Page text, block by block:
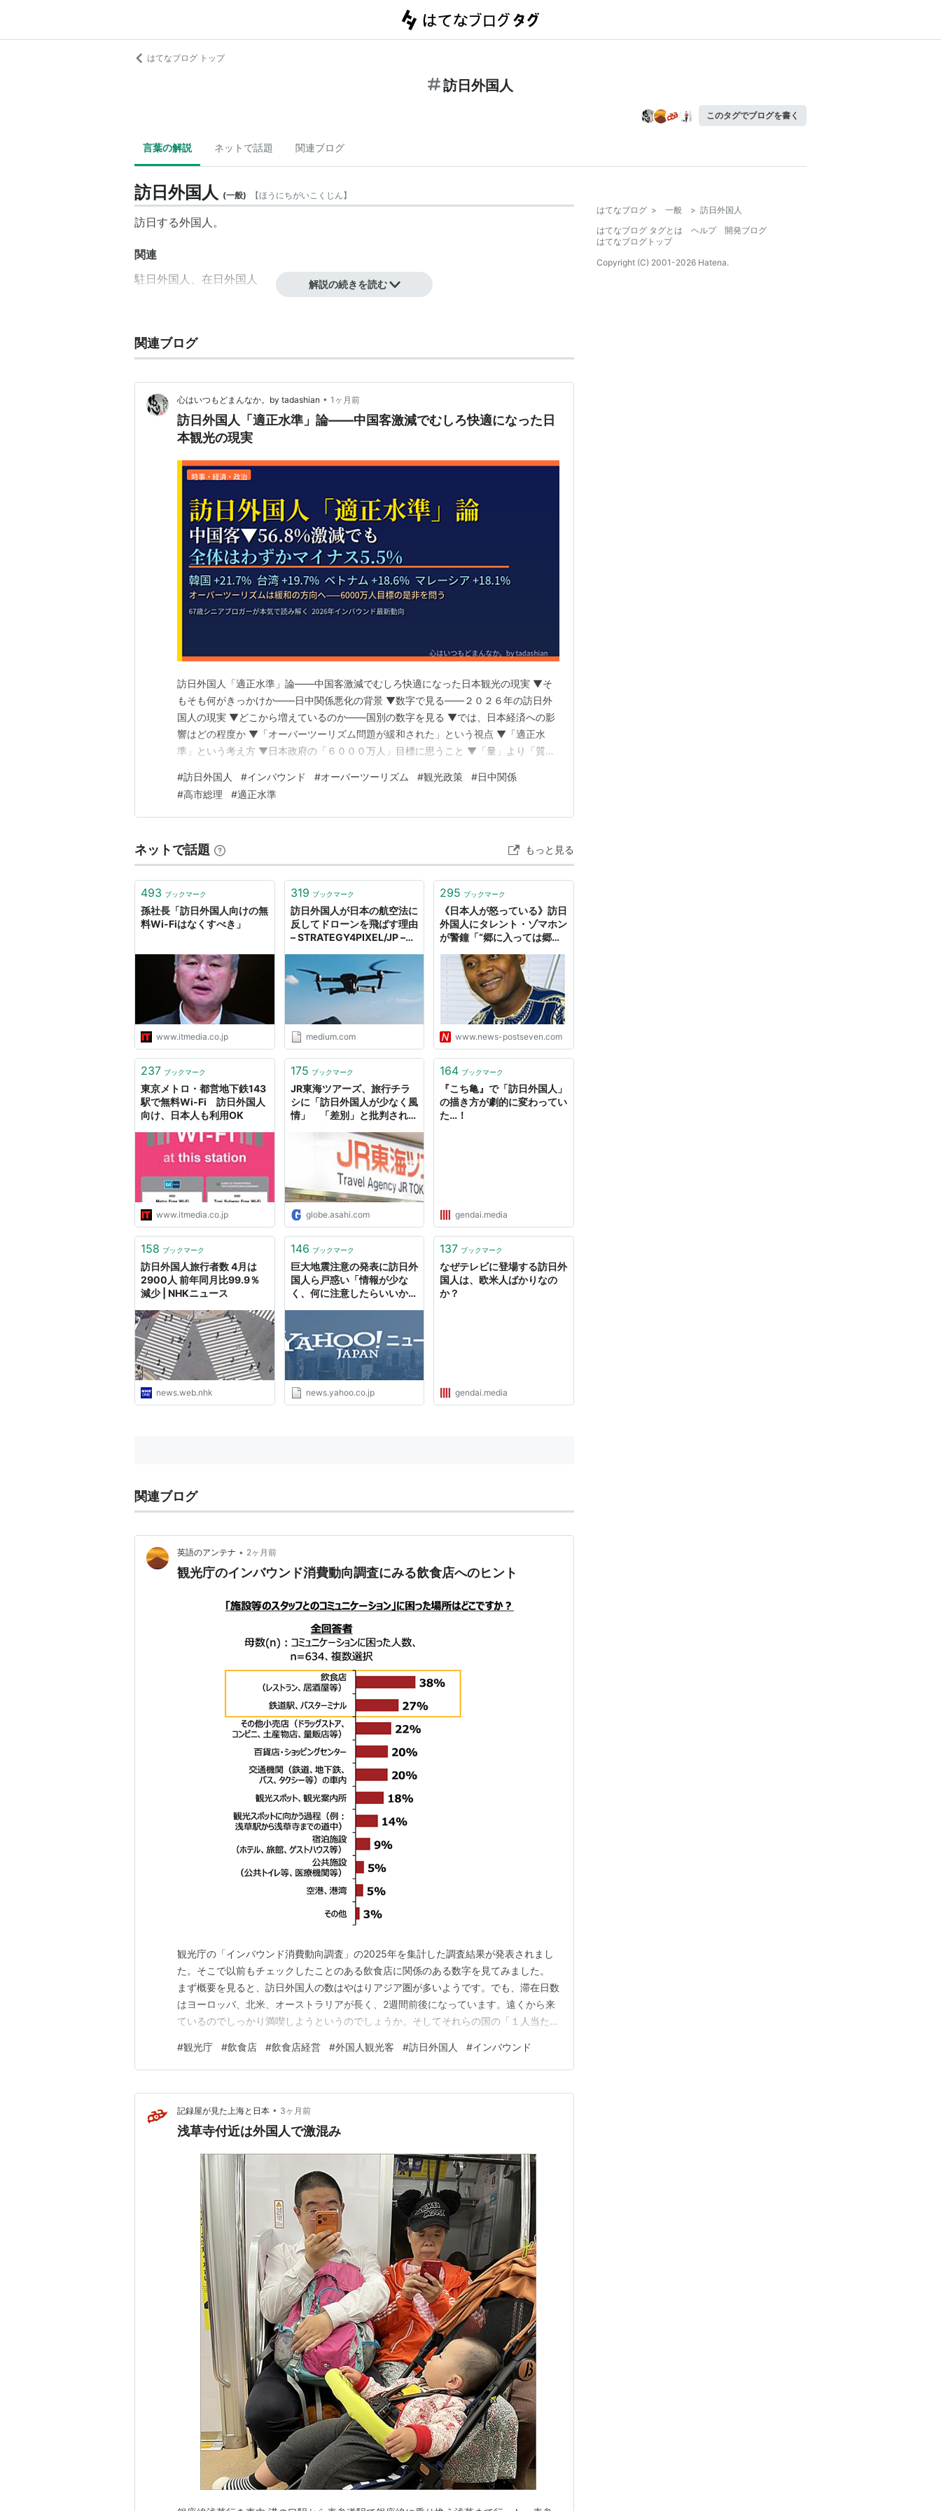
はてなブログ トップ
訪日外国人
このタグでブログを書く
言葉の解説 ネットで話題 関連ブログ
訪日外国人 (一般) 【ほうにちがいこくじん】
訪日する外国人。
関連
駐日外国人 、 在日外国人 解説の続きを読む
関連ブログ
心はいつもどまんなか。by tadashian • 1ヶ月前
訪日外国人「適正水準」論——中国客激減でむしろ快適になった日
本観光の現実
訪日外国人「適正水準」論——中国客激減でむしろ快適になった日本観光の現実 ▼そ
もそも何がきっかけか——日中関係悪化の背景 ▼数字で見る——２０２６年の訪日外
国人の現実 ▼どこから増えているのか——国別の数字を見る ▼では、日本経済への影
響はどの程度か ▼「オーバーツーリズム問題が緩和された」という視点 ▼「適正水
準」という考え方 ▼日本政府の「６０００万人」目標に思うこと ▼「量」より「質」
「誰のために」働いているのか ▼中国と「友好的に観光を復活させる」ことの難しさ
▼毎朝の海辺のウォーキングで感じること ▼まとめ…
#訪日外国人 #インバウンド #オーバーツーリズム #観光政策 #日中関係
#高市総理 #適正水準
ネットで話題 もっと見る
493 ブックマーク
孫社長「訪日外国人向けの無
料Wi-Fiはなくすべき」
www.itmedia.co.jp
319 ブックマーク
訪日外国人が日本の航空法に
反してドローンを飛ばす理由
– STRATEGY4PIXEL/JP –
medium.com
295 ブックマーク
《日本人が怒っている》訪日
外国人にタレント・ゾマホン
が警鐘「“郷に入っては郷に
てはいけません」自身は来年
1月に母国・ベナンで出馬宣
www.news-postseven.com
237 ブックマーク
東京メトロ・都営地下鉄143
駅で無料Wi-Fi 訪日外国人
向け、日本人も利用OK
www.itmedia.co.jp
175 ブックマーク
JR東海ツアーズ、旅行チラ
シに「訪日外国人が少なく風
情」 「差別」と批判され、
globe.asahi.com
164 ブックマーク
『こち亀』で「訪日外国人」
の描き方が劇的に変わってい
た…！
gendai.media
158 ブックマーク
訪日外国人旅行者数 4月は
2900人 前年同月比99.9％
減少 | NHKニュース
news.web.nhk
146 ブックマーク
巨大地震注意の発表に訪日外
国人ら戸惑い「情報が少な
く、何に注意したらいいかわ
news.yahoo.co.jp
137 ブックマーク
なぜテレビに登場する訪日外
国人は、欧米人ばかりなの
か？
gendai.media
関連ブログ
英語のアンテナ • 2ヶ月前
観光庁のインバウンド消費動向調査にみる飲食店へのヒント
観光庁の「インバウンド消費動向調査」の2025年を集計した調査結果が発表されまし
た。そこで以前もチェックしたことのある飲食店に関係のある数字を見てみました。
まず概要を見ると、訪日外国人の数はやはりアジア圏が多いようです。でも、滞在日数
はヨーロッパ、北米、オーストラリアが長く、2週間前後になっています。遠くから来
ているのでしっかり満喫しようというのでしょうか。そしてそれらの国の「１人当たり
光庁 インバウンド消費動向調査 2026年 調査では「今回したことと次回したいこと」
のトップが「日本食を食べること」ということで…
#観光庁 #飲食店 #飲食店経営 #外国人観光客 #訪日外国人 #インバウンド
記録屋が見た上海と日本 • 3ヶ月前
浅草寺付近は外国人で激混み
はてなブログ > 一般 > 訪日外国人
はてなブログ タグとは
ヘルプ
開発ブログ
はてなブログトップ
Copyright (C) 2001-2026 Hatena.